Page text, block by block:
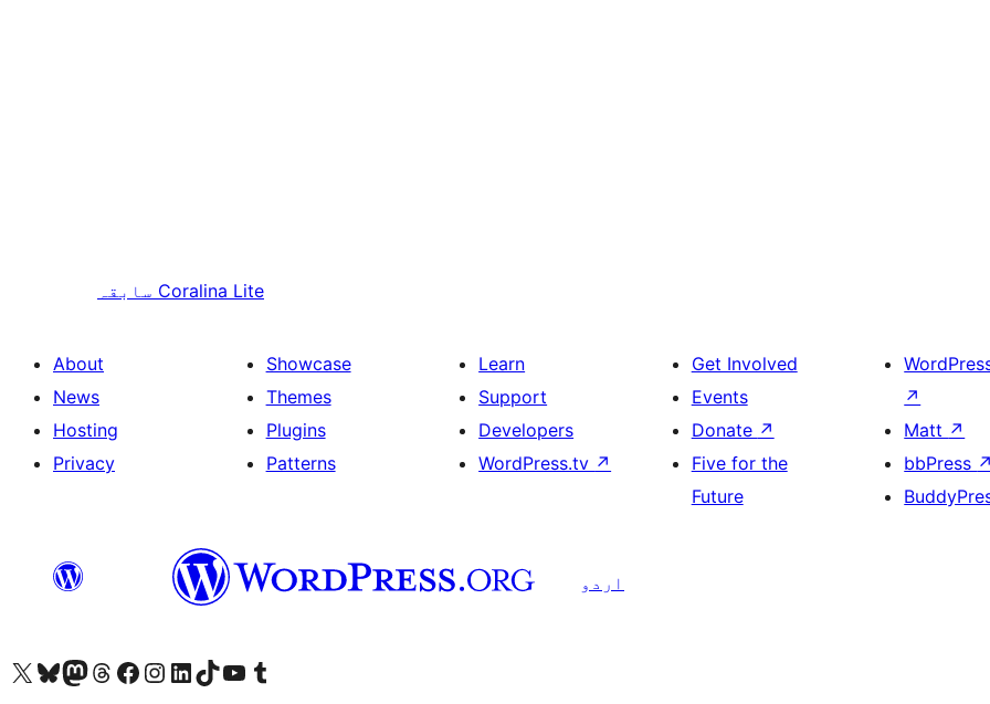
سابقہ Coralina Lite
About
News
Hosting
Privacy
Showcase
Themes
Plugins
Patterns
Learn
Support
Developers
WordPress.tv ↗
Get Involved
Events
Donate ↗
Five for the
Future
↗
Matt ↗
bbPress ↗
اردو
Visit our X (formerly Twitter) account
ہمارے بلیواسکائی اکاؤنٹ پر جائیں
Visit our Mastodon account
ہمارے ٹھریڈز اکاؤنٹ پر جائیں
Visit our Facebook page
Visit our Instagram account
Visit our LinkedIn account
ہمارے ٹک ٹاک اکاؤنٹ پر جائیں
Visit our YouTube channel
ہمارے ٹمبلر اکاؤنٹ پر جائیں